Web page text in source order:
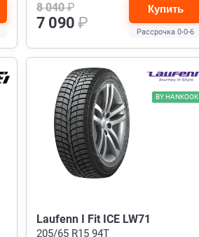
8 040₽
7 090₽
Купить
Рассрочка 0-0-6
BY HANKOOK
Laufenn I Fit ICE LW71
205/65 R15 94T